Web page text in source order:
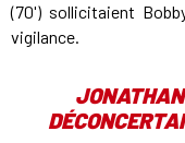
(70') sollicitaient
vigilance.